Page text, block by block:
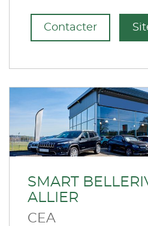
Contacter
SMART
ALLIER
CEA